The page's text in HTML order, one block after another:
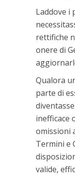
Laddove i
rettifiche
onere di
Qualora
parte di
inefficace
omissioni
Termini e
valide,